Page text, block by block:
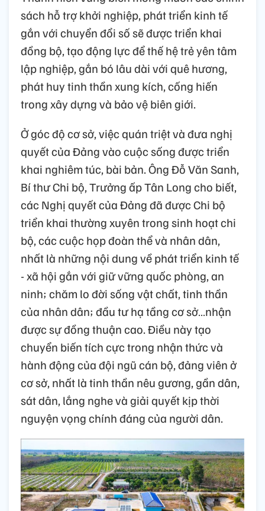
sách hỗ trợ khởi nghiệp, phát triển kinh tế
gắn với chuyển đổi số sẽ được triển khai
đồng bộ, tạo động lực để thế hệ trẻ yên tâm
lập nghiệp, gắn bó lâu dài với quê hương,
phát huy tinh thần xung kích, cống hiến
trong xây dựng và bảo vệ biên giới.
Ở góc độ cơ sở, việc quán triệt và đưa nghị
quyết của Đảng vào cuộc sống được triển
khai nghiêm túc, bài bản. Ông Đỗ Văn Sanh,
Bí thư Chi bộ, Trưởng ấp Tân Long cho biết,
các Nghị quyết của Đảng đã được Chi bộ
triển khai thường xuyên trong sinh hoạt chi
bộ, các cuộc họp đoàn thể và nhân dân,
nhất là những nội dung về phát triển kinh tế
- xã hội gắn với giữ vững quốc phòng, an
ninh; chăm lo đời sống vật chất, tinh thần
của nhân dân; đầu tư hạ tầng cơ sở…nhận
được sự đồng thuận cao. Điều này tạo
chuyển biến tích cực trong nhận thức và
hành động của đội ngũ cán bộ, đảng viên ở
cơ sở, nhất là tinh thần nêu gương, gần dân,
sát dân, lắng nghe và giải quyết kịp thời
nguyện vọng chính đáng của người dân.